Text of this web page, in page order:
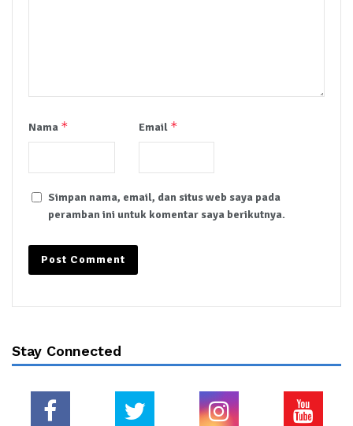
Nama * Email *
Simpan nama, email, dan situs web saya pada
peramban ini untuk komentar saya berikutnya.
Stay Connected